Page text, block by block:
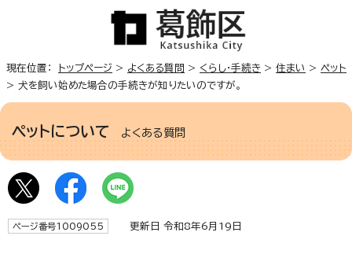
現在位置： トップページ > よくある質問 > くらし・手続き > 住まい > ペット
> 犬を飼い始めた場合の手続きが知りたいのですが。
ペットについて よくある質問
ページ番号1009055 更新日 令和8年6月19日